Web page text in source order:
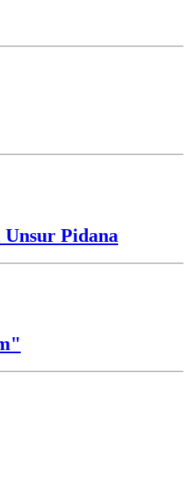
Pidana